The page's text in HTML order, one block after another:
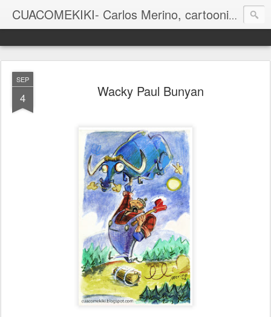
CUACOMEKIKI- Carlos Merino, cartoonist
Casual-Business Cartoon
SEP
4 Wacky Paul Bunyan